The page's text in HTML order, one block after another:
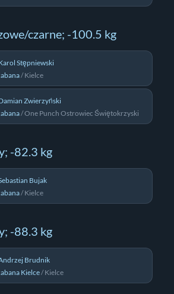
czarne; -100.5 kg
Stępniewski
/Kielce
Zwierzyński
/One Punch Ostrowiec Świętokrzyski
-82.3 kg
Bujak
/Kielce
-88.3 kg
Brudnik
Kielce/Kielce